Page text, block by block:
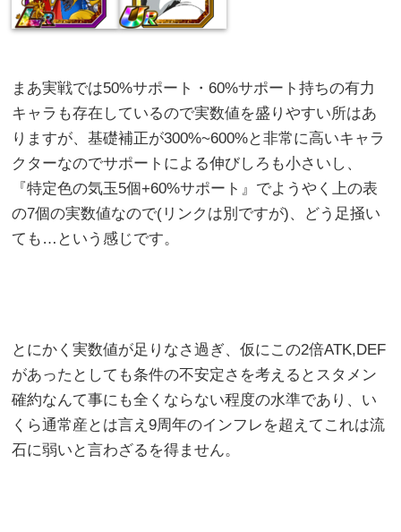
まあ実戦では50%サポート・60%サポート持ちの有力
キャラも存在しているので実数値を盛りやすい所はあ
りますが、基礎補正が300%~600%と非常に高いキャラ
クターなのでサポートによる伸びしろも小さいし、
『特定色の気玉5個+60%サポート』でようやく上の表
の7個の実数値なので(リンクは別ですが)、どう足掻い
ても…という感じです。
とにかく実数値が足りなさ過ぎ、仮にこの2倍ATK,DEF
があったとしても条件の不安定さを考えるとスタメン
確約なんて事にも全くならない程度の水準であり、い
くら通常産とは言え9周年のインフレを超えてこれは流
石に弱いと言わざるを得ません。